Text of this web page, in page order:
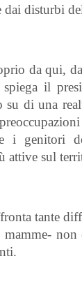
dai disturbi
da qui,
il
su di una
i genitori
attive sul
tante